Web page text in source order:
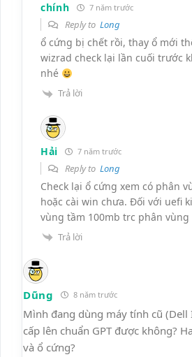
chính 7 năm trước
Reply to Long
ổ cứng bị chết rồi, thay ổ mới
wizrad check lại lần cuối trước
nhé
Trả lời
Hải 7 năm trước
Reply to Long
Check lại ổ cứng xem có phân
hoặc cài win chưa. Đối với uefi
vùng tầm 100mb trc phân vùng
Trả lời
Dũng 8 năm trước
Mình đang dùng máy tính cũ (Dell
cấp lên chuẩn GPT được không?
và ổ cứng?